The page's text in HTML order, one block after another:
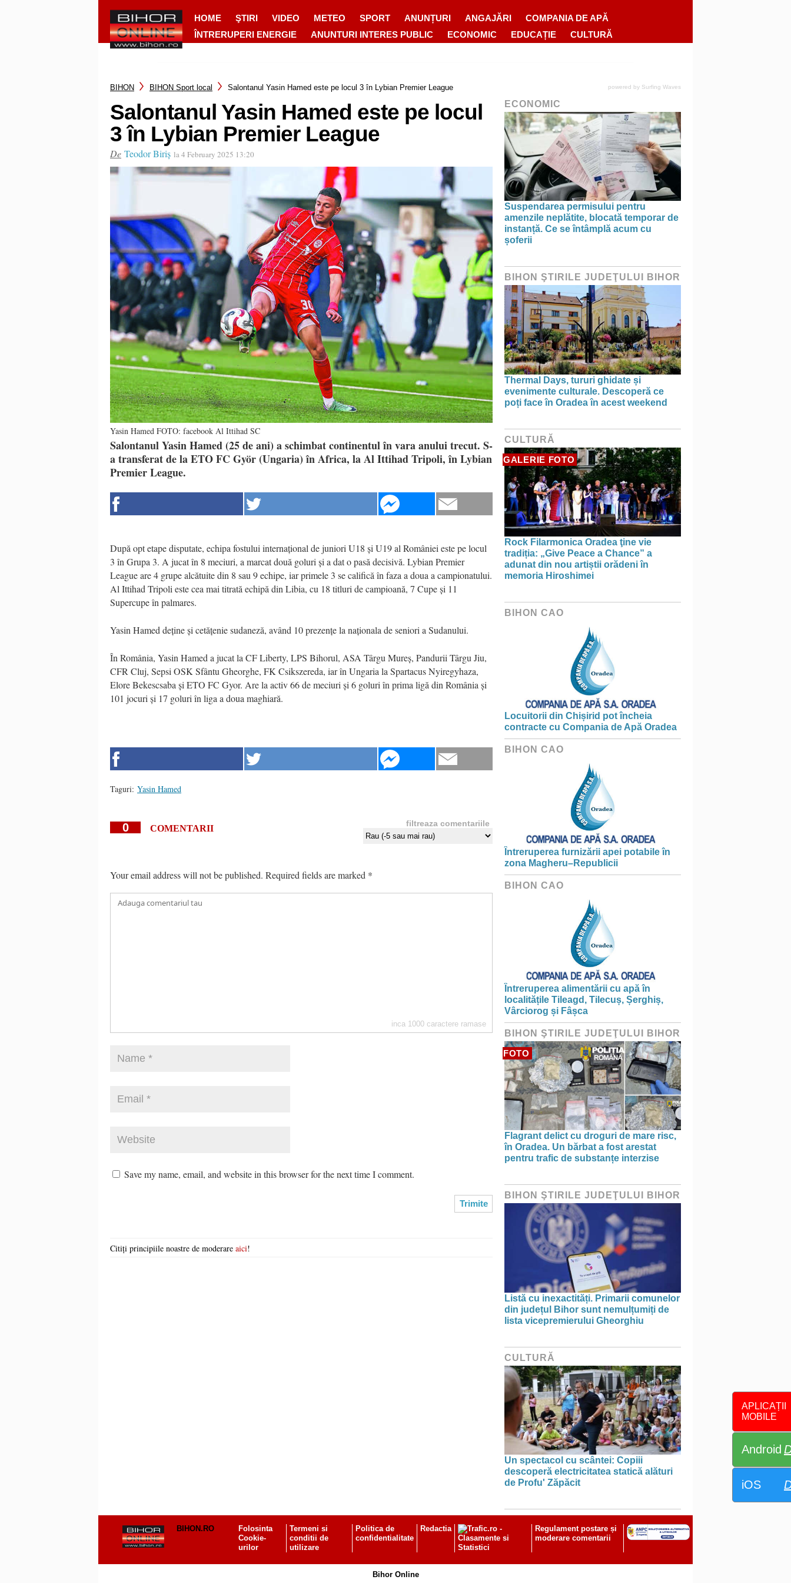
HOME ŞTIRI VIDEO METEO SPORT ANUNȚURI ANGAJĂRI
COMPANIA DE APĂ
ÎNTRERUPERI ENERGIE
ANUNTURI INTERES PUBLIC ECONOMIC EDUCAȚIE CULTURĂ
APLICAȚII
MOBILE
Android
iOS
BIHON BIHON Sport local Salontanul Yasin Hamed este pe locul 3 în Lybian Premier League
Salontanul Yasin Hamed este pe locul
3 în Lybian Premier League
De Teodor Biriș la 4 February 2025 13:20
Yasin Hamed FOTO: facebook Al Ittihad SC
Salontanul Yasin Hamed (25 de ani) a schimbat continentul în vara anului trecut. S-
a transferat de la ETO FC Györ (Ungaria) în Africa, la Al Ittihad Tripoli, în Lybian
Premier League.
După opt etape disputate, echipa fostului internațional de juniori U18 și U19 al României este pe locul
3 în Grupa 3. A jucat în 8 meciuri, a marcat două goluri și a dat o pasă decisivă. Lybian Premier
League are 4 grupe alcătuite din 8 sau 9 echipe, iar primele 3 se califică în faza a doua a campionatului.
Al Ittihad Tripoli este cea mai titrată echipă din Libia, cu 18 titluri de campioană, 7 Cupe și 11
Supercupe în palmares.
Yasin Hamed deține și cetățenie sudaneză, având 10 prezențe la naționala de seniori a Sudanului.
În România, Yasin Hamed a jucat la CF Liberty, LPS Bihorul, ASA Târgu Mureș, Pandurii Târgu Jiu,
CFR Cluj, Sepsi OSK Sfântu Gheorghe, FK Csikszereda, iar în Ungaria la Spartacus Nyiregyhaza,
Elore Bekescsaba și ETO FC Gyor. Are la activ 66 de meciuri și 6 goluri în prima ligă din România și
101 jocuri și 17 goluri în liga a doua maghiară.
Taguri: Yasin Hamed
0 COMENTARII filtreaza comentariile
Your email address will not be published. Required fields are marked *
inca 1000 caractere ramase
Save my name, email, and website in this browser for the next time I comment.
Citiți principiile noastre de moderare aici!
powered by Surfing Waves
ECONOMIC
Suspendarea permisului pentru
amenzile neplătite, blocată temporar de
instanță. Ce se întâmplă acum cu
șoferii
BIHON ŞTIRILE JUDEŢULUI BIHOR
Thermal Days, tururi ghidate și
evenimente culturale. Descoperă ce
poți face în Oradea în acest weekend
CULTURĂ
GALERIE FOTO
Rock Filarmonica Oradea ţine vie
tradiția: „Give Peace a Chance” a
adunat din nou artiștii orădeni în
memoria Hiroshimei
BIHON CAO
Locuitorii din Chișirid pot încheia
contracte cu Compania de Apă Oradea
BIHON CAO
Întreruperea furnizării apei potabile în
zona Magheru–Republicii
BIHON CAO
Întreruperea alimentării cu apă în
localitățile Tileagd, Tilecuș, Șerghiș,
Vârciorog și Fâșca
BIHON ŞTIRILE JUDEŢULUI BIHOR
FOTO
Flagrant delict cu droguri de mare risc,
în Oradea. Un bărbat a fost arestat
pentru trafic de substanțe interzise
BIHON ŞTIRILE JUDEŢULUI BIHOR
Listă cu inexactități. Primarii comunelor
din județul Bihor sunt nemulțumiți de
lista vicepremierului Gheorghiu
CULTURĂ
Un spectacol cu scântei: Copiii
descoperă electricitatea statică alături
de Profu' Zăpăcit
BIHON.RO
Folosinta
Cookie-
urilor
Termeni si
conditii de
utilizare
Politica de
confidentialitate
Redactia
Regulament postare și
moderare comentarii
Bihor Online